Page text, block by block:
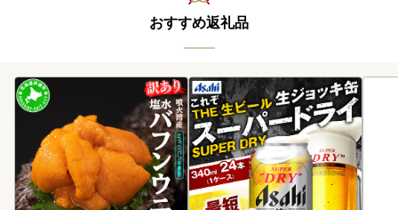
おすすめ返礼品